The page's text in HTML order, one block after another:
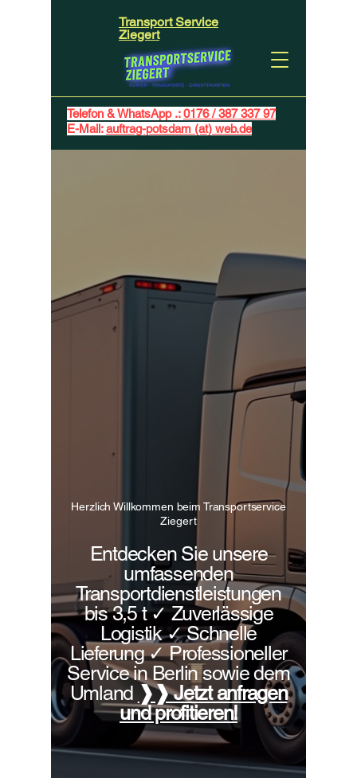
Telefon & WhatsApp .:0176 / 387 337 97
E-Mail:auftrag-potsdam (at) web.de
Transport Service
Ziegert
Herzlich Willkommen beim Transportservice
Ziegert
Entdecken Sie unsere
umfassenden
Transportdienstleistungen
bis 3,5 t ✓ Zuverlässige
Logistik ✓ Schnelle
Lieferung ✓ Professioneller
Service in Berlin sowie dem
Umland ❱❱ Jetzt anfragen
und profitieren!